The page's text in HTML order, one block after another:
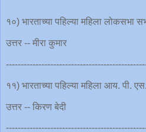
१०) भारताच्या पहिल्या महिला लोकसभा
उत्तर -- मीरा कुमार
११) भारताच्या पहिल्या महिला आय. पी.
उत्तर -- किरण बेदी